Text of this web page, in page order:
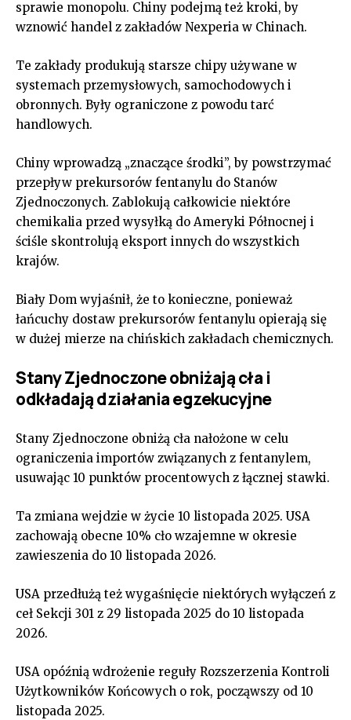
sprawie monopolu. Chiny podejmą też kroki, by
wznowić handel z zakładów Nexperia w Chinach.
Te zakłady produkują starsze chipy używane w
systemach przemysłowych, samochodowych i
obronnych. Były ograniczone z powodu tarć
handlowych.
Chiny wprowadzą „znaczące środki”, by powstrzymać
przepływ prekursorów fentanylu do Stanów
Zjednoczonych. Zablokują całkowicie niektóre
chemikalia przed wysyłką do Ameryki Północnej i
ściśle skontrolują eksport innych do wszystkich
krajów.
Biały Dom wyjaśnił, że to konieczne, ponieważ
łańcuchy dostaw prekursorów fentanylu opierają się
w dużej mierze na chińskich zakładach chemicznych.
Stany Zjednoczone obniżają cła i
odkładają działania egzekucyjne
Stany Zjednoczone obniżą cła nałożone w celu
ograniczenia importów związanych z fentanylem,
usuwając 10 punktów procentowych z łącznej stawki.
Ta zmiana wejdzie w życie 10 listopada 2025. USA
zachowają obecne 10% cło wzajemne w okresie
zawieszenia do 10 listopada 2026.
USA przedłużą też wygaśnięcie niektórych wyłączeń z
ceł Sekcji 301 z 29 listopada 2025 do 10 listopada
2026.
USA opóźnią wdrożenie reguły Rozszerzenia Kontroli
Użytkowników Końcowych o rok, począwszy od 10
listopada 2025.